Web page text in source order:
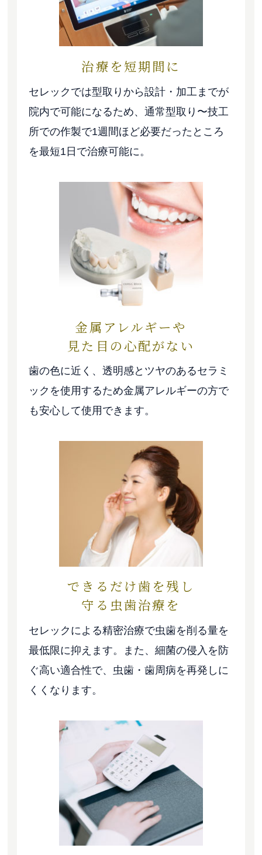
治療を短期間に
セレックでは型取りから設計・加工までが
院内で可能になるため、通常型取り〜技工
所での作製で1週間ほど必要だったところ
を最短1日で治療可能に。
金属アレルギーや
見た目の心配がない
歯の色に近く、透明感とツヤのあるセラミ
ックを使用するため金属アレルギーの方で
も安心して使用できます。
できるだけ歯を残し
守る虫歯治療を
セレックによる精密治療で虫歯を削る量を
最低限に抑えます。また、細菌の侵入を防
ぐ高い適合性で、虫歯・歯周病を再発しに
くくなります。